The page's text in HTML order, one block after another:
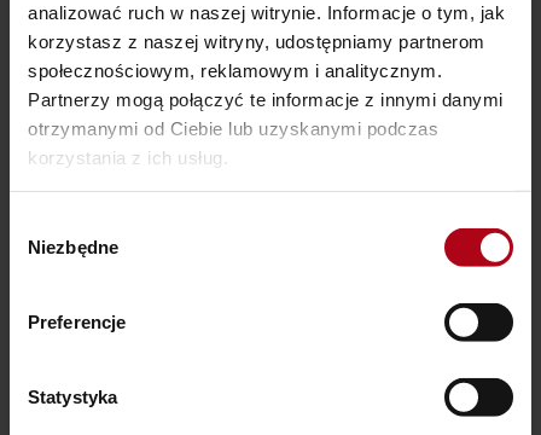
analizować ruch w naszej witrynie. Informacje o tym, jak
korzystasz z naszej witryny, udostępniamy partnerom
społecznościowym, reklamowym i analitycznym.
Partnerzy mogą połączyć te informacje z innymi danymi
otrzymanymi od Ciebie lub uzyskanymi podczas
korzystania z ich usług.
zgody
Niezbędne
Preferencje
Statystyka
Ostatnie wpisy
SZAMAŃSKA SZKOŁA ŻYCIA
Powinieneś o tym wiedzieć – zbliża się wielka zmiana!
Komentarze